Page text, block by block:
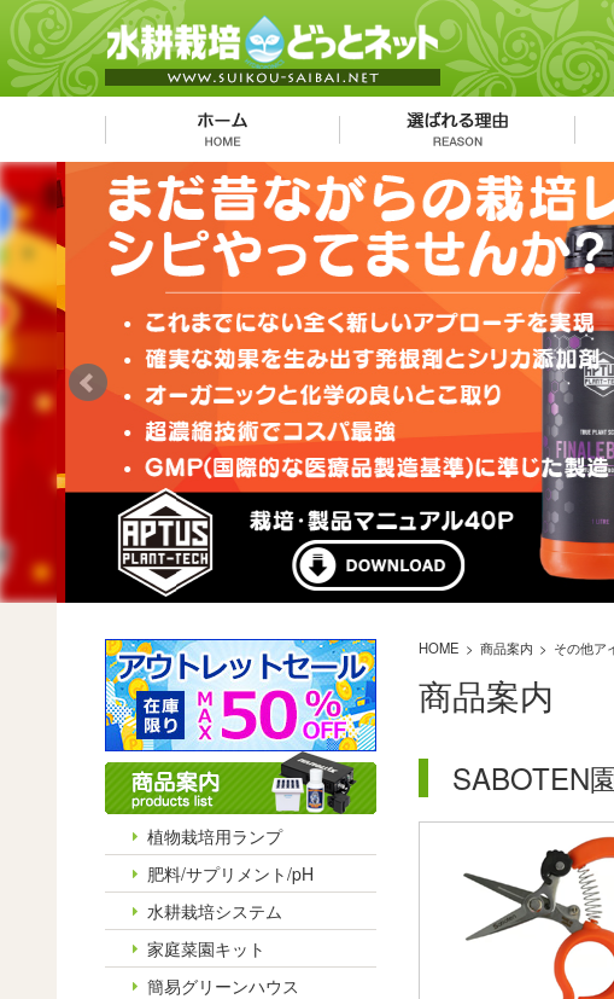
植物栽培用ランプ
肥料/サプリメント/pH
水耕栽培システム
家庭菜園キット
簡易グリーンハウス
HOME 商品案内 その他ア
商品案内
SABOTEN